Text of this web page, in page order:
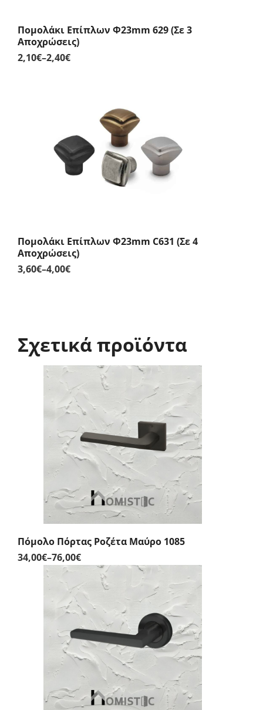
Πομολάκι Επίπλων Φ23mm 629 (Σε 3
Αποχρώσεις)
2,10€–2,40€Price
Πομολάκι Επίπλων Φ23mm C631 (Σε 4
Αποχρώσεις)
3,60€–4,00€Price
4,00€
Σχετικά προϊόντα
Πόμολο Πόρτας Ροζέτα Μαύρο 1085
34,00€–76,00€Price
range:
34,00€
through
76,00€